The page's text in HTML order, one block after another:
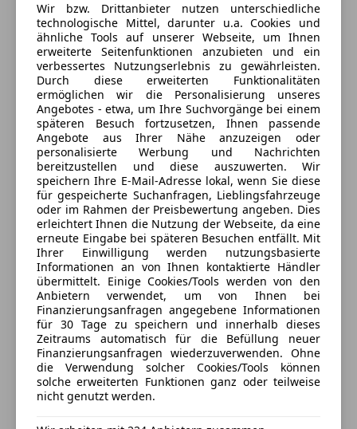
Kontakt
Erwin Scherz
Alle Fahrzeuge des Anbieters
Anbieter kontaktieren
Deine Nachricht
Eintauschwagen: Kaufen und verkaufen in nur einem
Schritt
Wir bzw. Drittanbieter nutzen unterschiedliche
technologische Mittel, darunter u.a. Cookies und
ähnliche Tools auf unserer Webseite, um Ihnen
erweiterte Seitenfunktionen anzubieten und ein
verbessertes Nutzungserlebnis zu gewährleisten.
Durch diese erweiterten Funktionalitäten
ermöglichen wir die Personalisierung unseres
Angebotes - etwa, um Ihre Suchvorgänge bei einem
späteren Besuch fortzusetzen, Ihnen passende
Angebote aus Ihrer Nähe anzuzeigen oder
personalisierte Werbung und Nachrichten
bereitzustellen und diese auszuwerten. Wir
speichern Ihre E-Mail-Adresse lokal, wenn Sie diese
für gespeicherte Suchanfragen, Lieblingsfahrzeuge
oder im Rahmen der Preisbewertung angeben. Dies
erleichtert Ihnen die Nutzung der Webseite, da eine
erneute Eingabe bei späteren Besuchen entfällt. Mit
Ihrer Einwilligung werden nutzungsbasierte
Informationen an von Ihnen kontaktierte Händler
übermittelt. Einige Cookies/Tools werden von den
Anbietern verwendet, um von Ihnen bei
Finanzierungsanfragen angegebene Informationen
für 30 Tage zu speichern und innerhalb dieses
Zeitraums automatisch für die Befüllung neuer
Finanzierungsanfragen wiederzuverwenden. Ohne
die Verwendung solcher Cookies/Tools können
solche erweiterten Funktionen ganz oder teilweise
nicht genutzt werden.